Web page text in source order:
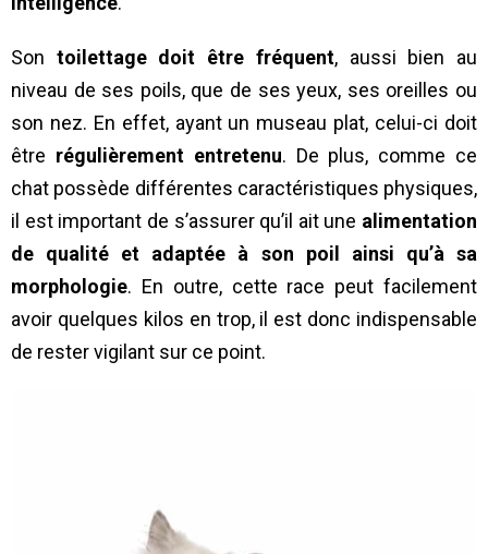
Son toilettage doit être fréquent, aussi bien au
niveau de ses poils, que de ses yeux, ses oreilles ou
son nez. En effet, ayant un museau plat, celui-ci doit
être régulièrement entretenu. De plus, comme ce
chat possède différentes caractéristiques physiques,
il est important de s’assurer qu’il ait une alimentation
de qualité et adaptée à son poil ainsi qu’à sa
morphologie. En outre, cette race peut facilement
avoir quelques kilos en trop, il est donc indispensable
de rester vigilant sur ce point.